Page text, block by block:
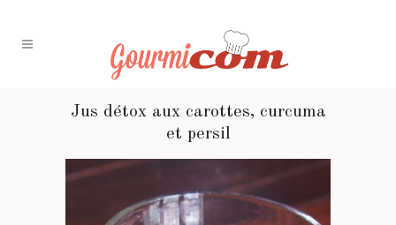
Jus détox aux carottes, curcuma
et persil